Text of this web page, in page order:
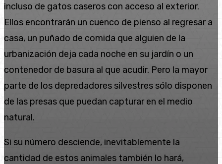
incluso de gatos caseros con acceso al exterior.
Ellos encontrarán un cuenco de pienso al regresar a
casa, un puñado de comida que alguien de la
urbanización deja cada noche en su jardín o un
contenedor de basura al que acudir. Pero la mayor
parte de los depredadores silvestres sólo disponen
de las presas que puedan capturar en el medio
natural.
Si su número desciende, inevitablemente la
cantidad de estos animales también lo hará,